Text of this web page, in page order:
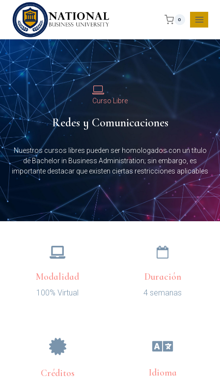
0
Curso Libre
Redes y Comunicaciones
Nuestros cursos libres pueden ser homologados con un título
de Bachelor in Business Administration; sin embargo, es
importante destacar que existen ciertas restricciones aplicables
Modalidad
100% Virtual
Duración
4 semanas
Créditos Idioma